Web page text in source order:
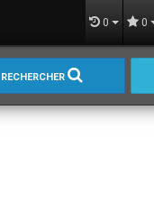
0 0
RECHERCHER